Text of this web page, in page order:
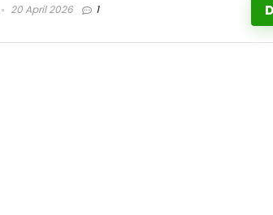
20 April 2026 1